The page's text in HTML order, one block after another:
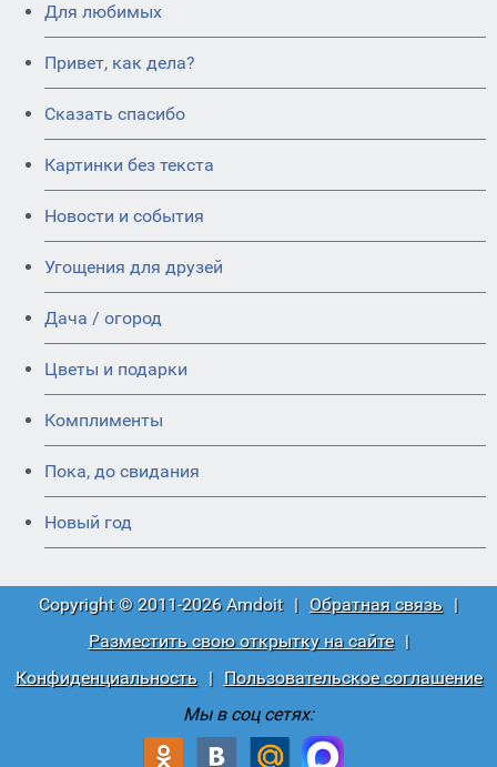
Для любимых
Привет, как дела?
Сказать спасибо
Картинки без текста
Новости и события
Угощения для друзей
Дача / огород
Цветы и подарки
Комплименты
Пока, до свидания
Новый год
Copyright © 2011-2026 Amdoit | Обратная связь |
Разместить свою открытку на сайте
|
Конфиденциальность
|
Пользовательское соглашение
Мы в соц сетях: